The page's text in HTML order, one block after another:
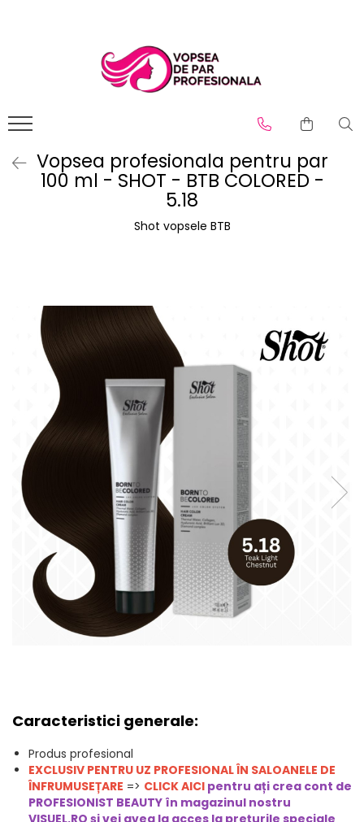
SHOT
Vopsea profesionala pentru par
100 ml - SHOT - BTB COLORED -
5.18
Shot vopsele BTB
Caracteristici generale:
Produs profesional
EXCLUSIV PENTRU UZ PROFESIONAL ÎN SALOANELE DE
ÎNFRUMUSEȚARE => CLICK AICI pentru ați crea cont de
PROFESIONIST BEAUTY în magazinul nostru